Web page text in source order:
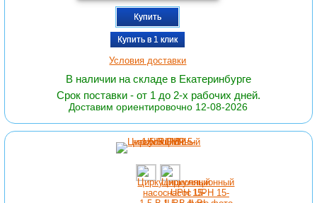
Купить
Купить в 1 клик
Условия доставки
В наличии на складе в Екатеринбурге
Срок поставки - от 1 до 2-х рабочих дней.
Доставим ориентировочно 12-08-2026